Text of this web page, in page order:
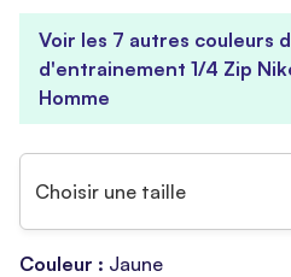
Voir les 7 autres couleurs
d'entrainement 1/4 Zip
Homme
Choisir une taille
Couleur : Jaune